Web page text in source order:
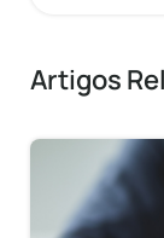
Artigos